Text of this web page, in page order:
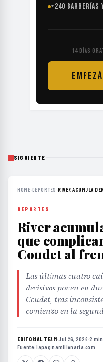
+240 BARBERÍAS
14 DÍAS
SIGUIENTE
HOME›DEPORTES ›RIVER ACUMULA
DEPORTES
River
que
Coudet al
Las últimas cuatro
decisivos ponen en
Coudet, tras
comienzo en la
EDITORIAL TEAM·Jul 26, 2026·2
Fuente:lapaginamillonaria.com